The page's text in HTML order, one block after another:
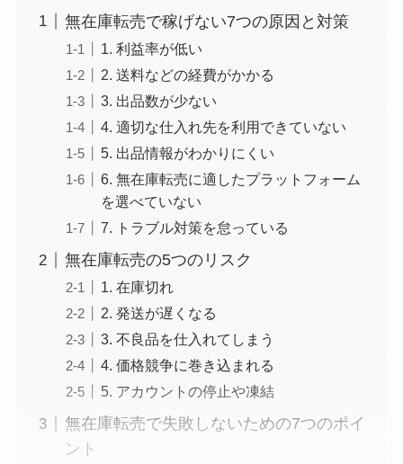
無在庫転売で稼げない7つの原因と対策
1. 利益率が低い
2. 送料などの経費がかかる
3. 出品数が少ない
4. 適切な仕入れ先を利用できていない
5. 出品情報がわかりにくい
6. 無在庫転売に適したプラットフォーム
を選べていない
7. トラブル対策を怠っている
無在庫転売の5つのリスク
1. 在庫切れ
2. 発送が遅くなる
3. 不良品を仕入れてしまう
4. 価格競争に巻き込まれる
5. アカウントの停止や凍結
無在庫転売で失敗しないための7つのポイ
ント